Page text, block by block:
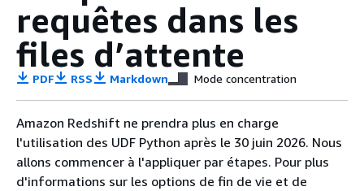
requêtes dans les
files d’attente
PDF RSS Markdown Mode concentration
Amazon Redshift ne prendra plus en charge
l'utilisation des UDF Python après le 30 juin 2026. Nous
allons commencer à l'appliquer par étapes. Pour plus
d'informations sur les options de fin de vie et de